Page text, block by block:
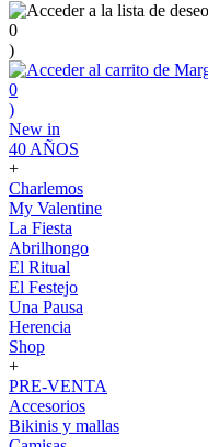
0
)
0
)
New in
40 AÑOS
+
Charlemos
My Valentine
La Fiesta
Abrilhongo
El Ritual
El Festejo
Una Pausa
Herencia
Shop
+
PRE-VENTA
Accesorios
Bikinis y mallas